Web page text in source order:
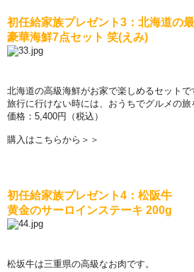
初任給家族プレゼント3 ：北海道の
豪華海鮮7点セット 笑(えみ)
北海道の高級海鮮がお家で楽 しめるセットで
旅行に行けない時には、おうちでグルメの旅
価格：5,400円（税込 ）
購入はこちらから＞＞
初任給家族プレゼント4 ：松阪牛
黄金のサーロインステーキ 200g
松坂牛は三重県の高級なお肉です。